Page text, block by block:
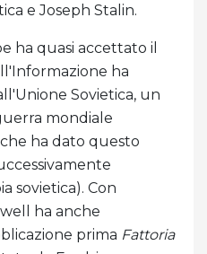
e Joseph Stalin.
ha quasi accettato il
ha
Sovietica, un
mondiale
ha dato questo
sovietica). Con
ha anche
prima Fattoria